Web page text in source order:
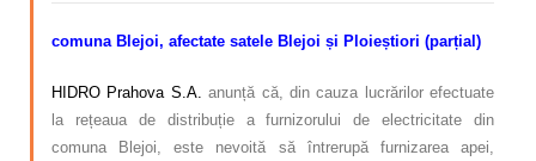
comuna Blejoi, afectate satele Blejoi și Ploieștiori (parțial)
HIDRO Prahova S.A. anunță că, din cauza lucrărilor efectuate
la rețeaua de distribuție a furnizorului de electricitate din
comuna Blejoi, este nevoită să întrerupă furnizarea apei,